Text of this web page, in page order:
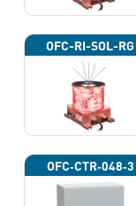
OFC-RI-SOL-RG
OFC‐CTR‐048‐3